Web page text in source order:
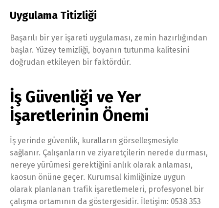
Uygulama Titizliği
Başarılı bir yer işareti uygulaması, zemin hazırlığından
başlar. Yüzey temizliği, boyanın tutunma kalitesini
doğrudan etkileyen bir faktördür.
İş Güvenliği ve Yer
İşaretlerinin Önemi
İş yerinde güvenlik, kuralların görselleşmesiyle
sağlanır. Çalışanların ve ziyaretçilerin nerede durması,
nereye yürümesi gerektiğini anlık olarak anlaması,
kaosun önüne geçer. Kurumsal kimliğinize uygun
olarak planlanan trafik işaretlemeleri, profesyonel bir
çalışma ortamının da göstergesidir. İletişim: 0538 353